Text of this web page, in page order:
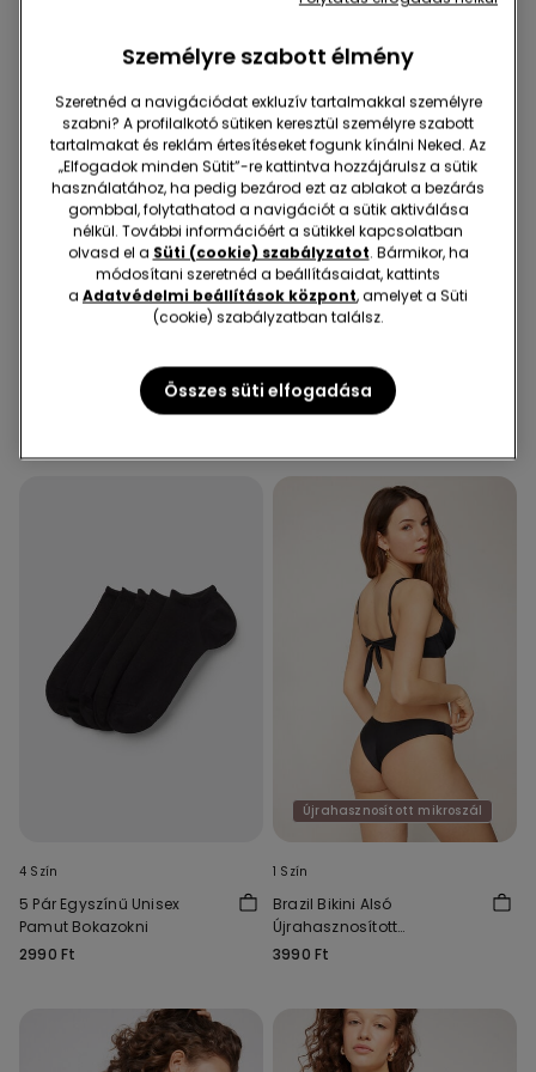
Harangszabású Rugalmas
-70%
Újrahasznosított mikroszál
Full Coverage Vékony
Szivacsos Levehető Pántos
Melltartó Újrahasznosított
8590 Ft
4 Szín
5 Pár Egyszínű Unisex
Pamut Bokazokni
2990 Ft
Újrahasznosított mikroszál
1 Szín
Brazil Bikini Alsó
Újrahasznosított
Mikroszálas Szövetből
3990 Ft
Személyre szabott élmény
Szeretnéd a navigációdat exkluzív tartalmakkal személyre
szabni? A profilalkotó sütiken keresztül személyre szabott
tartalmakat és reklám értesítéseket fogunk kínálni Neked. Az
„Elfogadok minden Sütit”-re kattintva hozzájárulsz a sütik
használatához, ha pedig bezárod ezt az ablakot a bezárás
gombbal, folytathatod a navigációt a sütik aktiválása
nélkül. További információért a sütikkel kapcsolatban
olvasd el a Süti (cookie) szabályzatot. Bármikor, ha
módosítani szeretnéd a beállításaidat, kattints
a Adatvédelmi beállítások központ, amelyet a Süti
(cookie) szabályzatban találsz.
Összes süti elfogadása